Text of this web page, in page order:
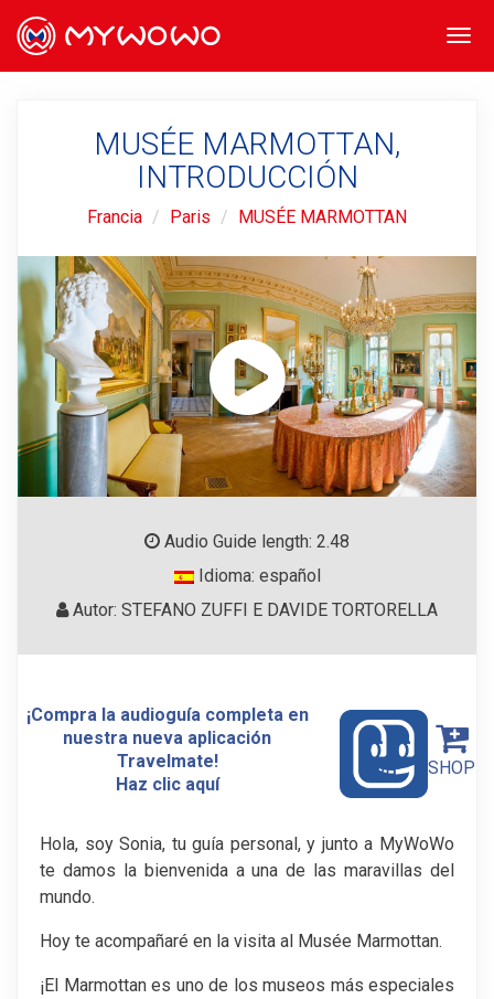
MUSÉE MARMOTTAN,
INTRODUCCIÓN
Francia Paris MUSÉE MARMOTTAN
Audio Guide length: 2.48
Idioma: español
Autor: STEFANO ZUFFI E DAVIDE TORTORELLA
¡Compra la audioguía completa en
nuestra nueva aplicación
Travelmate!
Haz clic aquí
SHOP
Hola, soy Sonia, tu guía personal, y junto a MyWoWo
te damos la bienvenida a una de las maravillas del
mundo.
Hoy te acompañaré en la visita al Musée Marmottan.
¡El Marmottan es uno de los museos más especiales